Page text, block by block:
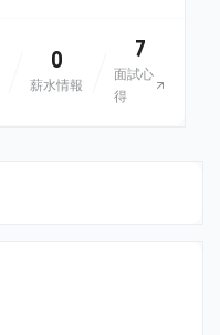
0
薪水情報
7
面試心
得